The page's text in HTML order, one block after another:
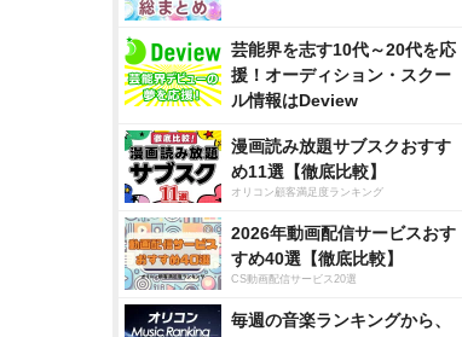
芸能界を志す10代～20代を応
援！オーディション・スクー
ル情報はDeview
漫画読み放題サブスクおすす
め11選【徹底比較】
オリコン顧客満足度ランキング
2026年動画配信サービスおす
すめ40選【徹底比較】
CS動画配信サービス20選
毎週の音楽ランキングから、